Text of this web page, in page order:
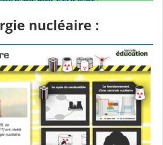
nucléaire :